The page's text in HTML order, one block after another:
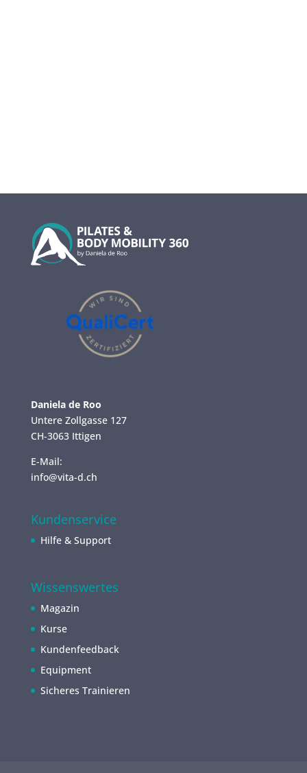
Daniela de Roo
Untere Zollgasse 127
CH-3063 Ittigen
E-Mail:
info@vita-d.ch
Kundenservice
Hilfe & Support
Wissenswertes
Magazin
Kurse
Kundenfeedback
Equipment
Sicheres Trainieren